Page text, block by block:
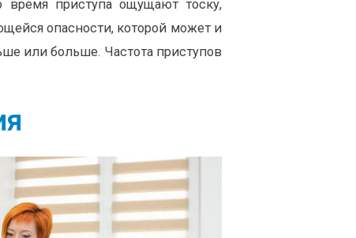
приступа ощущают тоску,
опасности, которой может и
или больше. Частота приступов